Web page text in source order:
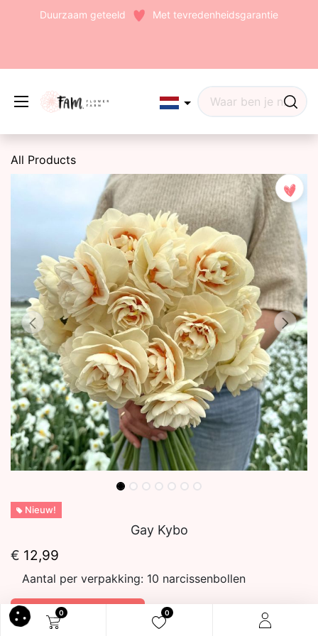
0 0
Duurzaam geteeld Met tevredenheidsgarantie
(242)
Edit widget
All Products
Nieuw!
Gay Kybo
€ 12,99
Aantal per verpakking: 10 narcissenbollen
In winkelmandje